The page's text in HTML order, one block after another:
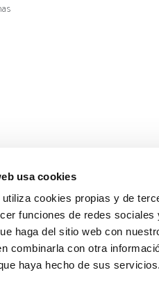
usa cookies
cookies propias y de
funciones de redes
haga del sitio web con
combinarla con otra
haya hecho de sus servicios.